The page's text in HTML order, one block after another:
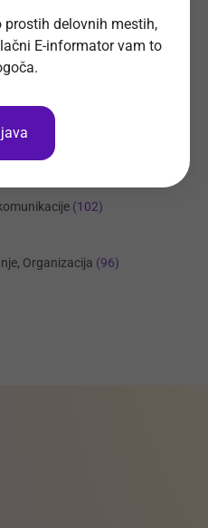
(102)
Organizacija (96)
delovnih mestih,
E-informator vam to